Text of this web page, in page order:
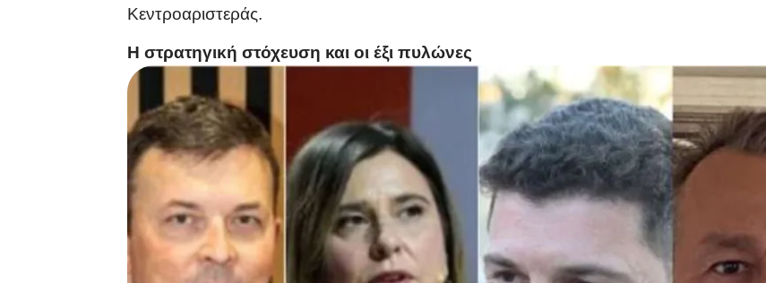
Κεντροαριστεράς.
Η στρατηγική στόχευση και οι έξι πυλώνες